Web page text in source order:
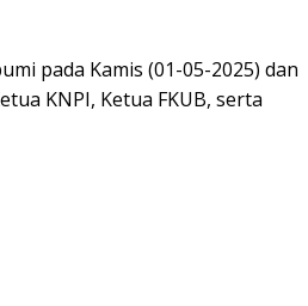
pada Kamis (01-05-2025) dan
KNPI, Ketua FKUB, serta